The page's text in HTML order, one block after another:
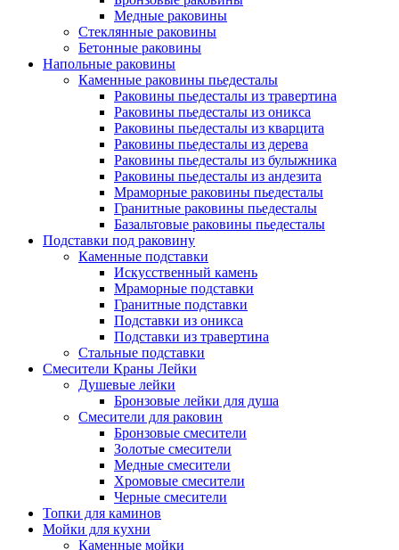
Медные раковины
Стеклянные раковины
Бетонные раковины
Напольные раковины
Каменные раковины пьедесталы
Раковины пьедесталы из травертина
Раковины пьедесталы из оникса
Раковины пьедесталы из кварцита
Раковины пьедесталы из дерева
Раковины пьедесталы из булыжника
Раковины пьедесталы из андезита
Мраморные раковины пьедесталы
Гранитные раковины пьедесталы
Базальтовые раковины пьедесталы
Подставки под раковину
Каменные подставки
Искусственный камень
Мраморные подставки
Гранитные подставки
Подставки из оникса
Подставки из травертина
Стальные подставки
Смесители Краны Лейки
Душевые лейки
Бронзовые лейки для душа
Смесители для раковин
Бронзовые смесители
Золотые смесители
Медные смесители
Хромовые смесители
Черные смесители
Топки для каминов
Мойки для кухни
Каменные мойки